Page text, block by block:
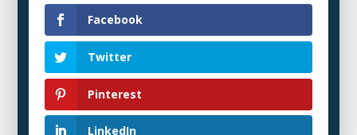
Facebook
Twitter
Pinterest
LinkedIn